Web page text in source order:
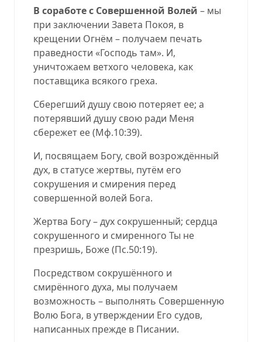
В соработе с Совершенной Волей – мы
при заключении Завета Покоя, в
крещении Огнём – получаем печать
праведности «Господь там». И,
уничтожаем ветхого человека, как
поставщика всякого греха.
Сберегший душу свою потеряет ее; а
потерявший душу свою ради Меня
сбережет ее (Мф.10:39).
И, посвящаем Богу, свой возрождённый
дух, в статусе жертвы, путём его
сокрушения и смирения перед
совершенной волей Бога.
Жертва Богу – дух сокрушенный; сердца
сокрушенного и смиренного Ты не
презришь, Боже (Пс.50:19).
Посредством сокрушённого и
смирённого духа, мы получаем
возможность – выполнять Совершенную
Волю Бога, в утверждении Его судов,
написанных прежде в Писании.